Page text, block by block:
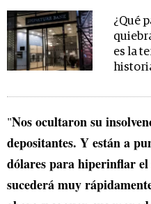
¿Qué
es la
"Nos ocultaron su
depositantes. Y están a
dólares para hiperinflar
sucederá muy